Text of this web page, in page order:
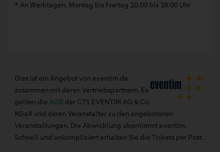
* An Werktagen, Montag bis Freitag 10:00 bis 18:00 Uhr
Dies ist ein Angebot von eventim.de
zusammen mit deren Vertriebspartnern. Es
gelten die AGB der CTS EVENTIM AG & Co.
KGaA und deren Veranstalter zu den angebotenen
Veranstaltungen. Die Abwicklung übernimmt eventim.
Schnell und unkompliziert erhalten Sie die Tickets per Post.